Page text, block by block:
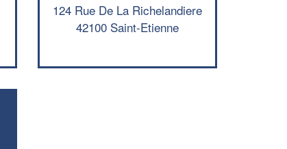
124 Rue De La Richelandiere
42100 Saint-Etienne
Vous êtes un
professionnel ?
Augmentez votrechiffre d'affaires